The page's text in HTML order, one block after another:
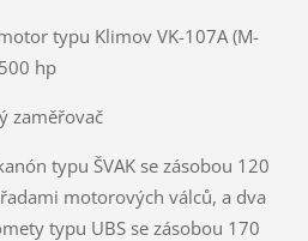
typu Klimov VK-107A (M-
hp
zaměřovač
typu ŠVAK se zásobou 120
motorových válců, a dva
typu UBS se zásobou 170